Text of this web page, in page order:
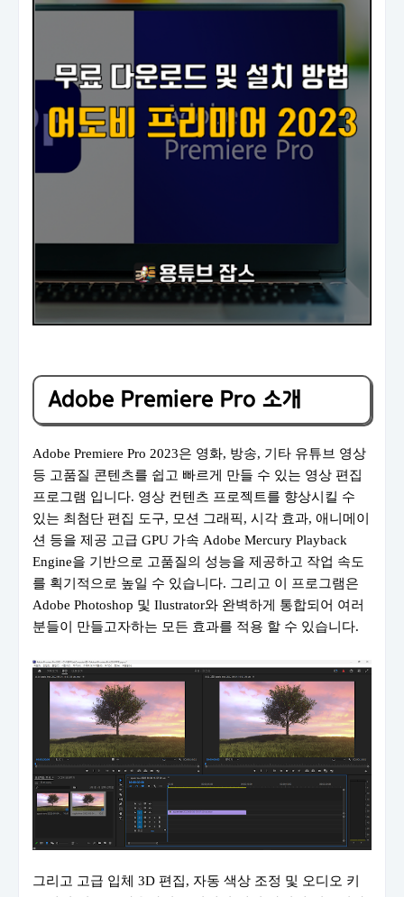
Adobe Premiere Pro 소개
Adobe Premiere Pro 2023은 영화, 방송, 기타 유튜브 영상
등 고품질 콘텐츠를 쉽고 빠르게 만들 수 있는 영상 편집
프로그램 입니다. 영상 컨텐츠 프로젝트를 향상시킬 수
있는 최첨단 편집 도구, 모션 그래픽, 시각 효과, 애니메이
션 등을 제공 고급 GPU 가속 Adobe Mercury Playback
Engine을 기반으로 고품질의 성능을 제공하고 작업 속도
를 획기적으로 높일 수 있습니다. 그리고 이 프로그램은
Adobe Photoshop 및 Ilustrator와 완벽하게 통합되어 여러
분들이 만들고자하는 모든 효과를 적용 할 수 있습니다.
그리고 고급 입체 3D 편집, 자동 색상 조정 및 오디오 키